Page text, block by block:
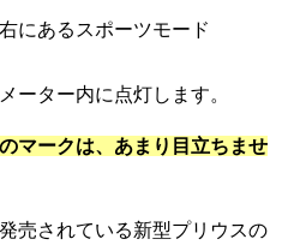
にあるスポーツモード
ーター内に点灯します。
マークは、あまり目立ちませ
売されている新型プリウスの